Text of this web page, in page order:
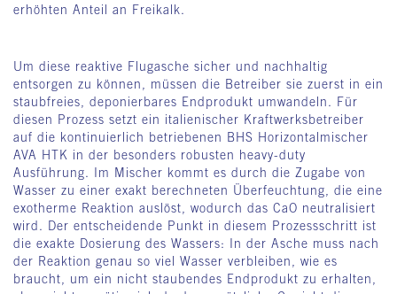
erhöhten Anteil an Freikalk.
Um diese reaktive Flugasche sicher und nachhaltig
entsorgen zu können, müssen die Betreiber sie zuerst in ein
staubfreies, deponierbares Endprodukt umwandeln. Für
diesen Prozess setzt ein italienischer Kraftwerksbetreiber
auf die kontinuierlich betriebenen BHS Horizontalmischer
AVA HTK in der besonders robusten heavy-duty
Ausführung. Im Mischer kommt es durch die Zugabe von
Wasser zu einer exakt berechneten Überfeuchtung, die eine
exotherme Reaktion auslöst, wodurch das CaO neutralisiert
wird. Der entscheidende Punkt in diesem Prozessschritt ist
die exakte Dosierung des Wassers: In der Asche muss nach
der Reaktion genau so viel Wasser verbleiben, wie es
braucht, um ein nicht staubendes Endprodukt zu erhalten,